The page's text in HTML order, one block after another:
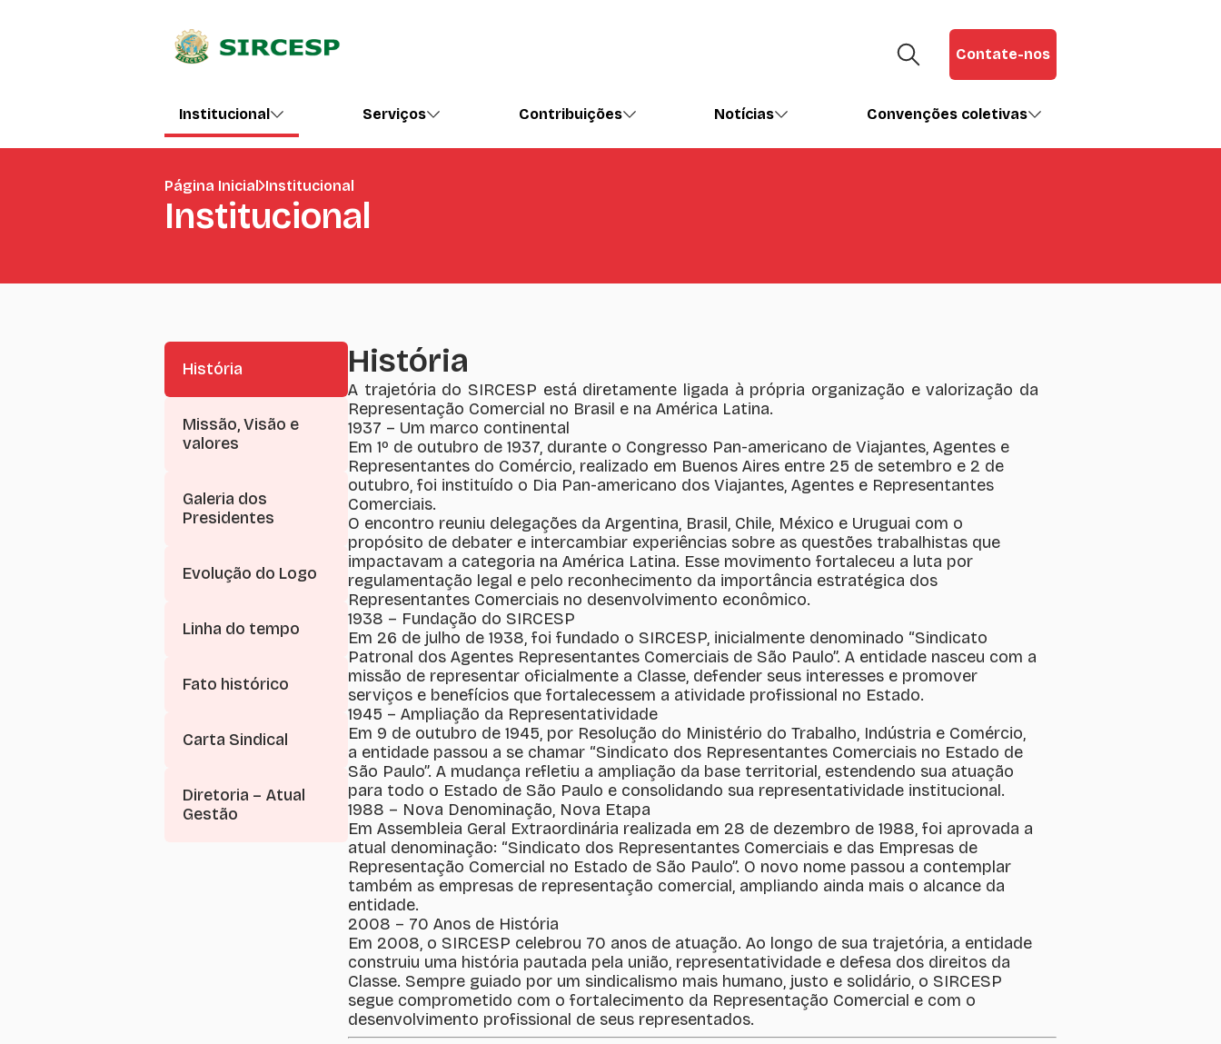
Contate-nos
Institucional Serviços Contribuições Notícias Convenções coletivas
Página Inicial Institucional
Institucional
História
Missão, Visão e
valores
Galeria dos
Presidentes
Evolução do Logo
Linha do tempo
Fato histórico
Carta Sindical
Diretoria – Atual
Gestão
História
A trajetória do SIRCESP está diretamente ligada à própria organização e valorização da
Representação Comercial no Brasil e na América Latina.
1937 – Um marco continental
Em 1º de outubro de 1937, durante o Congresso Pan-americano de Viajantes, Agentes e
Representantes do Comércio, realizado em Buenos Aires entre 25 de setembro e 2 de
outubro, foi instituído o Dia Pan-americano dos Viajantes, Agentes e Representantes
Comerciais.
O encontro reuniu delegações da Argentina, Brasil, Chile, México e Uruguai com o
propósito de debater e intercambiar experiências sobre as questões trabalhistas que
impactavam a categoria na América Latina. Esse movimento fortaleceu a luta por
regulamentação legal e pelo reconhecimento da importância estratégica dos
Representantes Comerciais no desenvolvimento econômico.
1938 – Fundação do SIRCESP
Em 26 de julho de 1938, foi fundado o SIRCESP, inicialmente denominado “Sindicato
Patronal dos Agentes Representantes Comerciais de São Paulo”. A entidade nasceu com a
missão de representar oficialmente a Classe, defender seus interesses e promover
serviços e benefícios que fortalecessem a atividade profissional no Estado.
1945 – Ampliação da Representatividade
Em 9 de outubro de 1945, por Resolução do Ministério do Trabalho, Indústria e Comércio,
a entidade passou a se chamar “Sindicato dos Representantes Comerciais no Estado de
São Paulo”. A mudança refletiu a ampliação da base territorial, estendendo sua atuação
para todo o Estado de São Paulo e consolidando sua representatividade institucional.
1988 – Nova Denominação, Nova Etapa
Em Assembleia Geral Extraordinária realizada em 28 de dezembro de 1988, foi aprovada a
atual denominação: “Sindicato dos Representantes Comerciais e das Empresas de
Representação Comercial no Estado de São Paulo”. O novo nome passou a contemplar
também as empresas de representação comercial, ampliando ainda mais o alcance da
entidade.
2008 – 70 Anos de História
Em 2008, o SIRCESP celebrou 70 anos de atuação. Ao longo de sua trajetória, a entidade
construiu uma história pautada pela união, representatividade e defesa dos direitos da
Classe. Sempre guiado por um sindicalismo mais humano, justo e solidário, o SIRCESP
segue comprometido com o fortalecimento da Representação Comercial e com o
desenvolvimento profissional de seus representados.